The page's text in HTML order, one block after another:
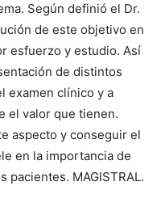
Según definió el Dr.
de este objetivo en
esfuerzo y estudio. Así
de distintos
examen clínico y a
el valor que tienen.
aspecto y conseguir el
en la importancia de
pacientes. MAGISTRAL.